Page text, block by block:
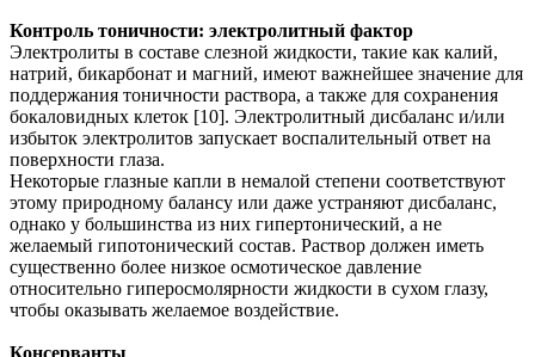
Контроль тоничности: электролитный фактор
Электролиты в составе слезной жидкости, такие как калий,
натрий, бикарбонат и магний, имеют важнейшее значение для
поддержания тоничности раствора, а также для сохранения
бокаловидных клеток [10]. Электролитный дисбаланс и/или
избыток электролитов запускает воспалительный ответ на
поверхности глаза.
Некоторые глазные капли в немалой степени соответствуют
этому природному балансу или даже устраняют дисбаланс,
однако у большинства из них гипертонический, а не
желаемый гипотонический состав. Раствор должен иметь
существенно более низкое осмотическое давление
относительно гиперосмолярности жидкости в сухом глазу,
чтобы оказывать желаемое воздействие.
Консерванты